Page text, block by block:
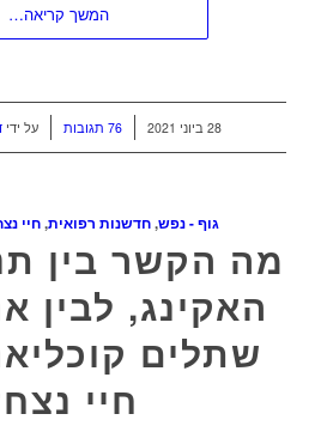
המשך קריאה…
28 ביוני 2021
/ 76 תגובות על ידי
גוף - נפש,חדשנות רפואית,חיי
מה הקשר בין
האקינג, לבין
שתלים
חיי